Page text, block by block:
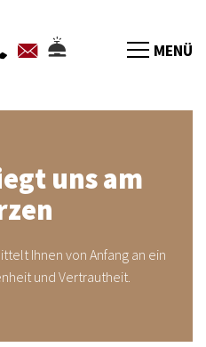
MENÜ
uns am
Ihnen von Anfang an ein
und Vertrautheit.